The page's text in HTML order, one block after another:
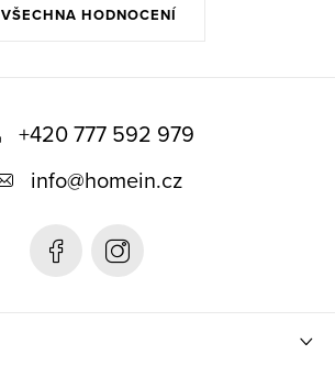
VŠECHNA HODNOCENÍ
+420 777 592 979
info@homein.cz